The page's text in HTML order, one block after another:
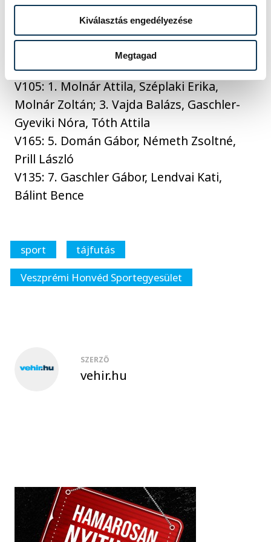
Kiválasztás engedélyezése
Megtagad
Barát Jázmin
V18: 3. Lantai Lili, Bálint Benendek, Bálint
Ádám, Lantai Boróka; 8. Szalontai Sára,
Kovács Márk, Barát Miklós, Engi Lilien
V105: 1. Molnár Attila, Széplaki Erika,
Molnár Zoltán; 3. Vajda Balázs, Gaschler-
Gyeviki Nóra, Tóth Attila
V165: 5. Domán Gábor, Németh Zsoltné,
Prill László
V135: 7. Gaschler Gábor, Lendvai Kati,
Bálint Bence
sport
tájfutás
Veszprémi Honvéd Sportegyesület
SZERZŐ
vehir.hu